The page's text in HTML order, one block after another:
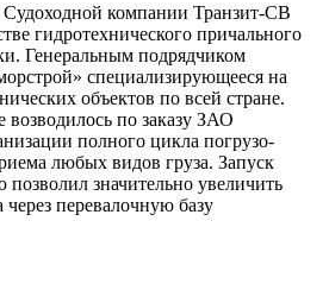
компании Транзит-СВ
гидротехнического причального
Генеральным подрядчиком
специализирующееся на
объектов по всей стране.
по заказу ЗАО
полного цикла погрузо-
любых видов груза. Запуск
позволил значительно увеличить
перевалочную базу